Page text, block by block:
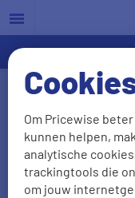
Om Pricewise
kunnen helpen,
analytische
trackingtools die
om jouw
Wanneer je
verhuurder de
Stel jij of de